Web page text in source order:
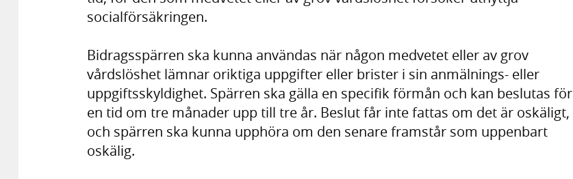
socialförsäkringen.
Bidragsspärren ska kunna användas när någon medvetet eller av grov
vårdslöshet lämnar oriktiga uppgifter eller brister i sin anmälnings- eller
uppgiftsskyldighet. Spärren ska gälla en specifik förmån och kan beslutas för
en tid om tre månader upp till tre år. Beslut får inte fattas om det är oskäligt,
och spärren ska kunna upphöra om den senare framstår som uppenbart
oskälig.